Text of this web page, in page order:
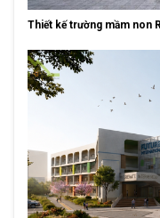
Thiết kế trường mầm non